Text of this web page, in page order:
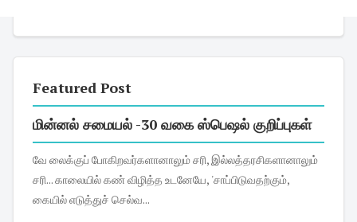
Featured Post
மின்னல் சமையல் -30 வகை ஸ்பெஷல் குறிப்புகள்
வே லைக்குப் போகிறவர்களானாலும் சரி, இல்லத்தரசிகளானாலும்
சரி... காலையில் கண் விழித்த உடனேயே, 'சாப்பிடுவதற்கும்,
கையில் எடுத்துச் செல்வ...